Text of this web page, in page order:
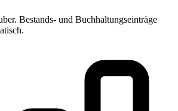
Bestands- und Buchhaltungseinträge